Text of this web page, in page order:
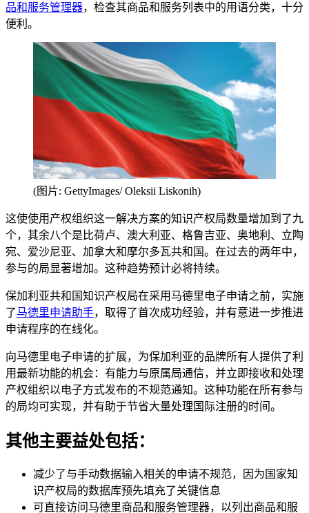
品和服务管理器，检查其商品和服务列表中的用语分类，十分
便利。
(图片: GettyImages/ Oleksii Liskonih)
这使使用产权组织这一解决方案的知识产权局数量增加到了九
个，其余八个是比荷卢、澳大利亚、格鲁吉亚、奥地利、立陶
宛、爱沙尼亚、加拿大和摩尔多瓦共和国。在过去的两年中，
参与的局显著增加。这种趋势预计必将持续。
保加利亚共和国知识产权局在采用马德里电子申请之前，实施
了马德里申请助手，取得了首次成功经验，并有意进一步推进
申请程序的在线化。
向马德里电子申请的扩展，为保加利亚的品牌所有人提供了利
用最新功能的机会：有能力与原属局通信，并立即接收和处理
产权组织以电子方式发布的不规范通知。这种功能在所有参与
的局均可实现，并有助于节省大量处理国际注册的时间。
其他主要益处包括：
减少了与手动数据输入相关的申请不规范，因为国家知
识产权局的数据库预先填充了关键信息
可直接访问马德里商品和服务管理器，以列出商品和服